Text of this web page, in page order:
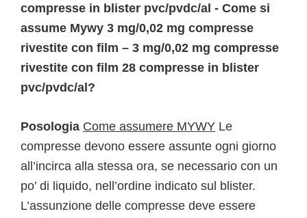
compresse in blister pvc/pvdc/al - Come si
assume Mywy 3 mg/0,02 mg compresse
rivestite con film – 3 mg/0,02 mg compresse
rivestite con film 28 compresse in blister
pvc/pvdc/al?
Posologia Come assumere MYWY Le
compresse devono essere assunte ogni giorno
all’incirca alla stessa ora, se necessario con un
po’ di liquido, nell’ordine indicato sul blister.
L’assunzione delle compresse deve essere